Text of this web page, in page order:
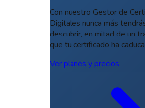
Con nuestro Gestor de
Digitales nunca más
descubrir, en mitad de un
que tu certificado ha
Ver planes y precios